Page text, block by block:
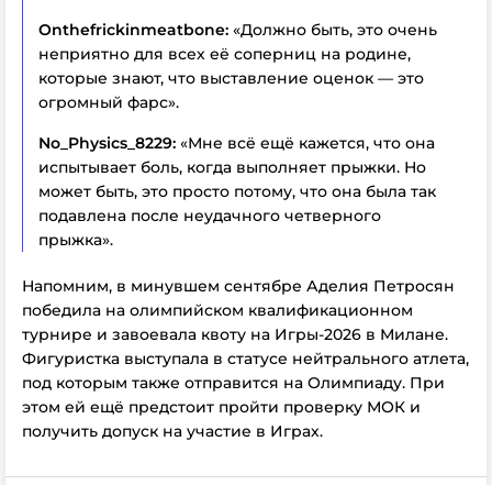
Onthefrickinmeatbone: «Должно быть, это очень
неприятно для всех её соперниц на родине,
которые знают, что выставление оценок — это
огромный фарс».
No_Physics_8229: «Мне всё ещё кажется, что она
испытывает боль, когда выполняет прыжки. Но
может быть, это просто потому, что она была так
подавлена после неудачного четверного
прыжка».
Напомним, в минувшем сентябре Аделия Петросян
победила на олимпийском квалификационном
турнире и завоевала квоту на Игры-2026 в Милане.
Фигуристка выступала в статусе нейтрального атлета,
под которым также отправится на Олимпиаду. При
этом ей ещё предстоит пройти проверку МОК и
получить допуск на участие в Играх.